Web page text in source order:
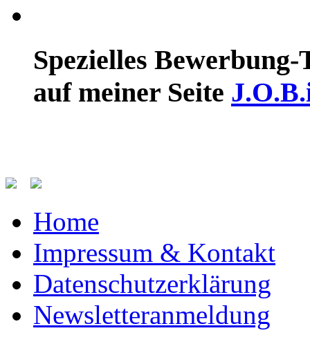
Spezielles
auf meiner Seite
Home
Impressum & Kontakt
Datenschutzerklärung
Newsletteranmeldung